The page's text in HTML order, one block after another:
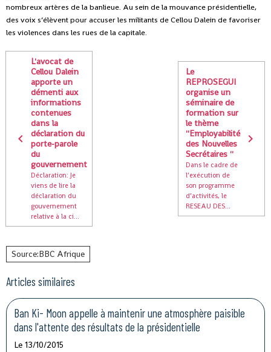
nombreux artères de la banlieue. Au sein de la mouvance présidentielle,
des voix s’élèvent pour accuser les militants de Cellou Dalein de favoriser
les violences dans les rues de la capitale.
L'avocat de
Cellou Dalein
apporte un
démenti aux
informations
contenues
dans la
déclaration du
porte-parole
du
gouvernement
Déclaration: Je
viens de lire la
déclaration du
gouvernement
relative à la ci...
Le
REPROSEGUI
organise un
séminaire de
formation sur
le thème
''Employabilité
des Nouvelles
Secrétaires ''
Dans le cadre de
l’exécution de
son programme
d’activités, le
RESEAU DES...
Source:BBC Afrique
Articles similaires
Ban Ki- Moon appelle à maintenir une atmosphère paisible
dans l'attente des résultats de la présidentielle
Le 13/10/2015